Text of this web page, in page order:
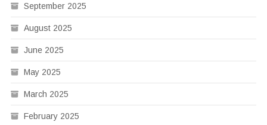
September 2025
August 2025
June 2025
May 2025
March 2025
February 2025